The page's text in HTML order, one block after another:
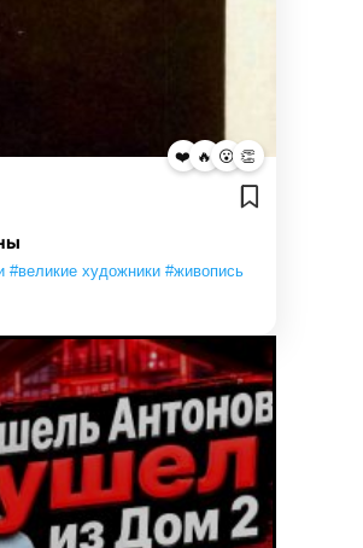
❤️ 🔥 😮 👏
#великие художники #живопись